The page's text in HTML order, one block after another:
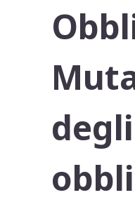
degli